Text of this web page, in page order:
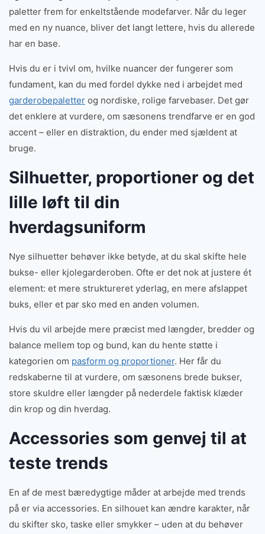
paletter frem for enkeltstående modefarver. Når du leger
med en ny nuance, bliver det langt lettere, hvis du allerede
har en base.
Hvis du er i tvivl om, hvilke nuancer der fungerer som
fundament, kan du med fordel dykke ned i arbejdet med
garderobepaletter og nordiske, rolige farvebaser. Det gør
det enklere at vurdere, om sæsonens trendfarve er en god
accent – eller en distraktion, du ender med sjældent at
bruge.
Silhuetter, proportioner og det
lille løft til din
hverdagsuniform
Nye silhuetter behøver ikke betyde, at du skal skifte hele
bukse- eller kjolegarderoben. Ofte er det nok at justere ét
element: et mere struktureret yderlag, en mere afslappet
buks, eller et par sko med en anden volumen.
Hvis du vil arbejde mere præcist med længder, bredder og
balance mellem top og bund, kan du hente støtte i
kategorien om pasform og proportioner. Her får du
redskaberne til at vurdere, om sæsonens brede bukser,
store skuldre eller længder på nederdele faktisk klæder
din krop og din hverdag.
Accessories som genvej til at
teste trends
En af de mest bæredygtige måder at arbejde med trends
på er via accessories. En silhouet kan ændre karakter, når
du skifter sko, taske eller smykker – uden at du behøver